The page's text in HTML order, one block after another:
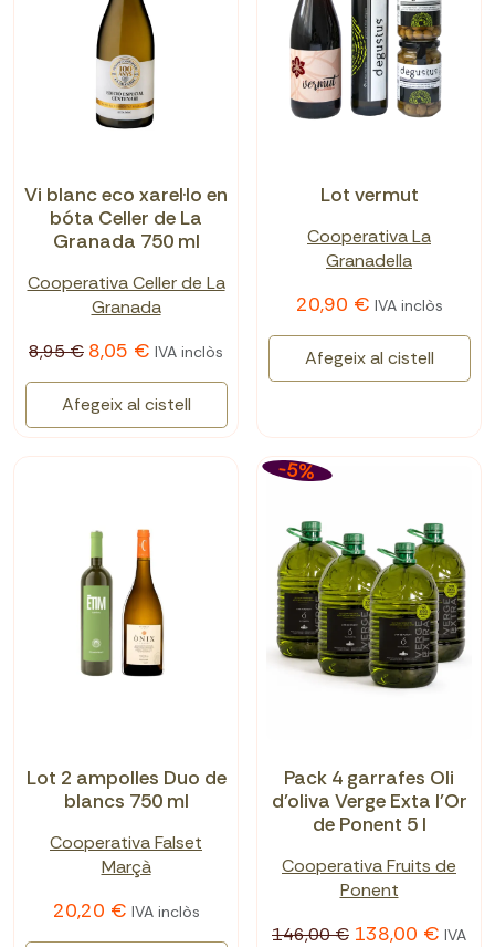
Vi blanc eco xarel·lo en
bóta Celler de La
Granada 750 ml
Cooperativa Celler de La
Granada
8,95 € 8,05 € IVA inclòs
Afegeix al cistell
Lot vermut
Cooperativa La
Granadella
20,90 € IVA inclòs
Afegeix al cistell
Lot 2 ampolles Duo de
blancs 750 ml
Cooperativa Falset
Marçà
20,20 € IVA inclòs
-5%
Pack 4 garrafes Oli
d'oliva Verge Exta l'Or
de Ponent 5 l
Cooperativa Fruits de
Ponent
146,00 € 138,00 € IVA